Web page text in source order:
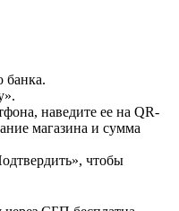
банка.
наведите ее на QR-
магазина и сумма
чтобы